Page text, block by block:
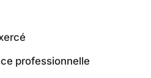
professionnelle